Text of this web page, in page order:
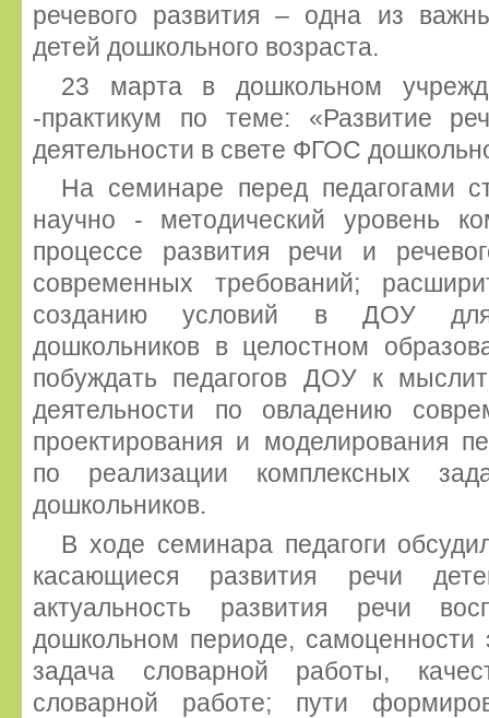
речевого развития – одна из
детей дошкольного возраста.
23 марта в дошкольном
-практикум по теме: «Развитие
деятельности в свете ФГОС
На семинаре перед педагогами
научно - методический уровень
процессе развития речи и
современных требований;
созданию условий в ДОУ для
дошкольников в целостном
побуждать педагогов ДОУ к
деятельности по овладению
проектирования и моделирования
по реализации комплексных
дошкольников.
В ходе семинара педагоги
касающиеся развития речи
актуальность развития речи
дошкольном периоде, самоценности
задача словарной работы,
словарной работе; пути